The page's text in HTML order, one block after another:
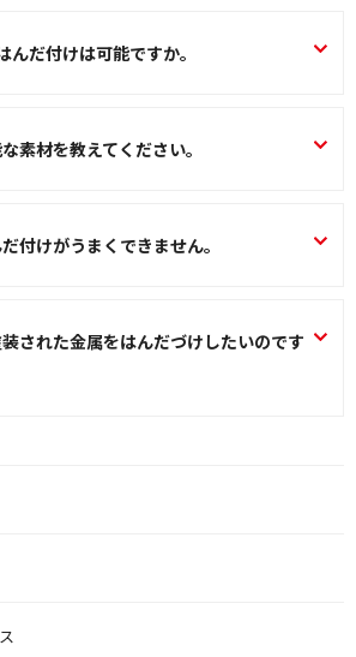
んだ付けは可能ですか。
さい。はんだ付け時に対象物の塗装/サビ
素材を教えてください。
等にははんだ付けできます。
付けがうまくできません。
量の大きなはんだこてを使用し、対象物を
下さい。また、はんだ付け時に対象物の
された金属をはんだづけしたいのです
はんだ・フラックスセットBS-3Aをおす